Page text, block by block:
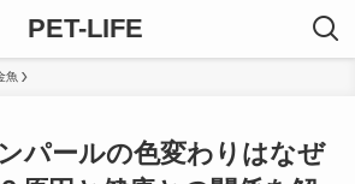
PET-LIFE
魚
パールの色変わりはなぜ